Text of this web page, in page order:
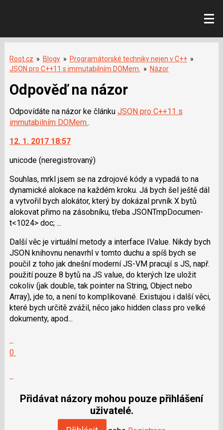
Root.cz » Blogy » Programátorské techniky nejen v C++ »
JSON pro C++11 s immutabilním DOMem.
» Názor
Odpověď na názor
Odpovídáte na názor ke článku JSON pro C++11 s
immutabilním DOMem..
12. 1. 2017 18:57
unicode (neregistrovaný)
Souhlas, mrkl jsem se na zdrojové kódy a vypadá to na
dynamické alokace na každém kroku. Já bych šel ještě dál
a vytvořil bych alokátor, který by dokázal prvník X bytů
alokovat přimo na zásobníku, třeba JSONTmpDocumen­
t<1024> doc; ...
Další věc je virtuální metody a interface IValue. Nikdy bych
JSON knihovnu nenavrhl v tomto duchu a spíš bych se
poučil z toho jak dnešní moderní JS-VM pracují s JS, např.
použití pouze 8 bytů na JS value, do kterých lze uložit
cokoliv (jak double, tak pointer na String, Object nebo
Array), jde to, a není to komplikované. Existujou i další věci,
které bych určitě zvážil, něco jako hidden class pro velké
dokumenty, apod...
0
jako
Přidávat názory mohou pouze přihlášení
uživatelé.